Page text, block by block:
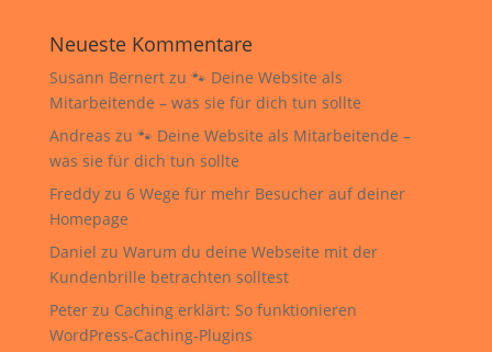
Neueste Kommentare
Susann Bernertzu 🐾 Deine Website als
Mitarbeitende – was sie für dich tun sollte
Andreas zu 🐾 Deine Website als Mitarbeitende –
was sie für dich tun sollte
Freddyzu 6 Wege für mehr Besucher auf deiner
Homepage
Daniel zu Warum du deine Webseite mit der
Kundenbrille betrachten solltest
Peterzu Caching erklärt: So funktionieren
WordPress-Caching-Plugins